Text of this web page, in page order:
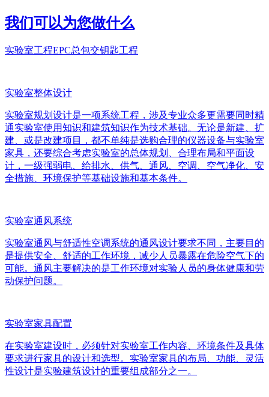
我们可以为您做什么
实验室工程EPC总包交钥匙工程
实验室整体设计
实验室规划设计是一项系统工程，涉及专业众多更需要同时精
通实验室使用知识和建筑知识作为技术基础。无论是新建、扩
建、或是改建项目，都不单纯是选购合理的仪器设备与实验室
家具，还要综合考虑实验室的总体规划、合理布局和平面设
计，一级强弱电、给排水、供气、通风、空调、空气净化、安
全措施、环境保护等基础设施和基本条件。
实验室通风系统
实验室通风与舒适性空调系统的通风设计要求不同，主要目的
是提供安全、舒适的工作环境，减少人员暴露在危险空气下的
可能。通风主要解决的是工作环境对实验人员的身体健康和劳
动保护问题。
实验室家具配置
在实验室建设时，必须针对实验室工作内容、环境条件及具体
要求进行家具的设计和选型。实验室家具的布局、功能、灵活
性设计是实验建筑设计的重要组成部分之一。